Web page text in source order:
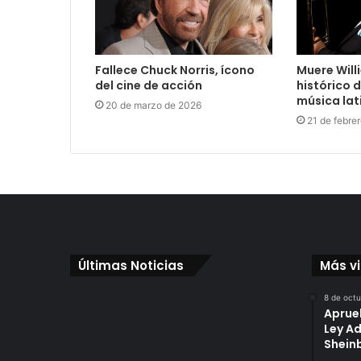
Fallece Chuck Norris, ícono
del cine de acción
20 de marzo de 2026
Muere
histórico
música
21 de
Últimas Noticias Más
8 de
Ley